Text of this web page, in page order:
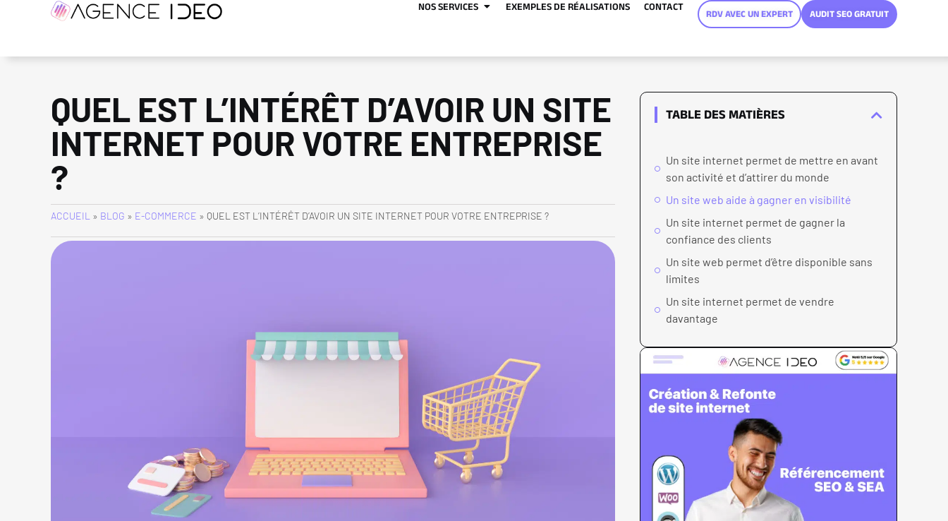
NOS SERVICES EXEMPLES DE RÉALISATIONS CONTACT
RDV AVEC UN EXPERT AUDIT SEO GRATUIT
QUEL EST L’INTÉRÊT D’AVOIR UN SITE
INTERNET POUR VOTRE ENTREPRISE
?
ACCUEIL » BLOG » E-COMMERCE » QUEL EST L’INTÉRÊT D’AVOIR UN SITE INTERNET POUR VOTRE ENTREPRISE ?
TABLE DES MATIÈRES
Un site internet permet de mettre en avant
son activité et d’attirer du monde
Un site web aide à gagner en visibilité
Un site internet permet de gagner la
confiance des clients
Un site web permet d’être disponible sans
limites
Un site internet permet de vendre
davantage